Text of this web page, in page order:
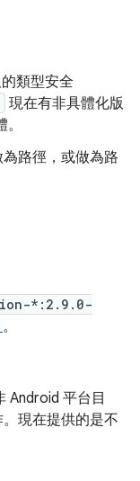
類型安全
現在有非具體化版
路徑，或做為路
*:2.9.0-
。
Android 平台目
現在提供的是不